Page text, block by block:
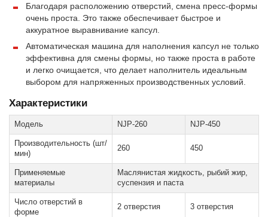
Благодаря расположению отверстий, смена пресс-формы
очень проста. Это также обеспечивает быстрое и
аккуратное выравнивание капсул.
Автоматическая машина для наполнения капсул не только
эффективна для смены формы, но также проста в работе
и легко очищается, что делает наполнитель идеальным
выбором для напряженных производственных условий.
Характеристики
Модель NJP-260 NJP-450
Производительность (шт/
мин)
260 450
Применяемые
материалы
Маслянистая жидкость, рыбий жир,
суспензия и паста
Число отверстий в
форме
2 отверстия 3 отверстия